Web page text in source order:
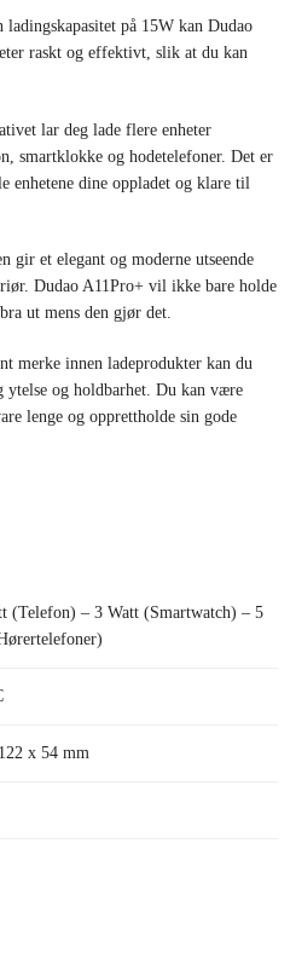
ladingskapasitet på 15W kan Dudao
raskt og effektivt, slik at du kan
lar deg lade flere enheter
smartklokke og hodetelefoner. Det er
enhetene dine oppladet og klare til
gir et elegant og moderne utseende
Dudao A11Pro+ vil ikke bare holde
ut mens den gjør det.
merke innen ladeprodukter kan du
ytelse og holdbarhet. Du kan være
lenge og opprettholde sin gode
(Telefon) – 3 Watt (Smartwatch) – 5
x 54 mm